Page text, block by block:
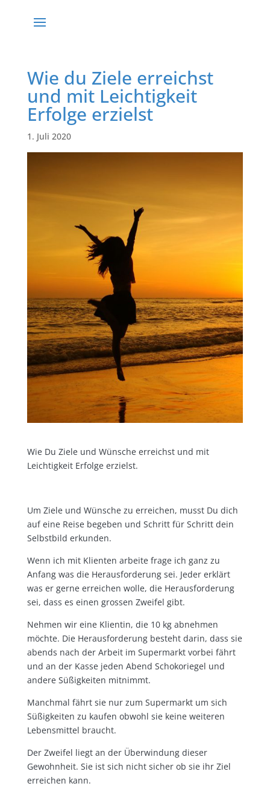
Wie du Ziele erreichst
und mit Leichtigkeit
Erfolge erzielst
1. Juli 2020
Wie Du Ziele und Wünsche erreichst und mit
Leichtigkeit Erfolge erzielst.
Um Ziele und Wünsche zu erreichen, musst Du dich
auf eine Reise begeben und Schritt für Schritt dein
Selbstbild erkunden.
Wenn ich mit Klienten arbeite frage ich ganz zu
Anfang was die Herausforderung sei. Jeder erklärt
was er gerne erreichen wolle, die Herausforderung
sei, dass es einen grossen Zweifel gibt.
Nehmen wir eine Klientin, die 10 kg abnehmen
möchte. Die Herausforderung besteht darin, dass sie
abends nach der Arbeit im Supermarkt vorbei fährt
und an der Kasse jeden Abend Schokoriegel und
andere Süßigkeiten mitnimmt.
Manchmal fährt sie nur zum Supermarkt um sich
Süßigkeiten zu kaufen obwohl sie keine weiteren
Lebensmittel braucht.
Der Zweifel liegt an der Überwindung dieser
Gewohnheit. Sie ist sich nicht sicher ob sie ihr Ziel
erreichen kann.